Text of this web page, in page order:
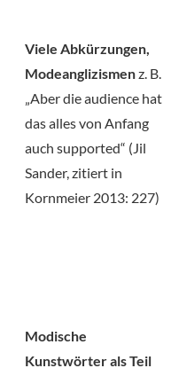
Viele Abkürzungen,
Modeanglizismenz. B.
„Aber die audience hat
das alles von Anfang
auch supported“ (Jil
Sander, zitiert in
Kornmeier 2013: 227)
Modische
Kunstwörter als Teil